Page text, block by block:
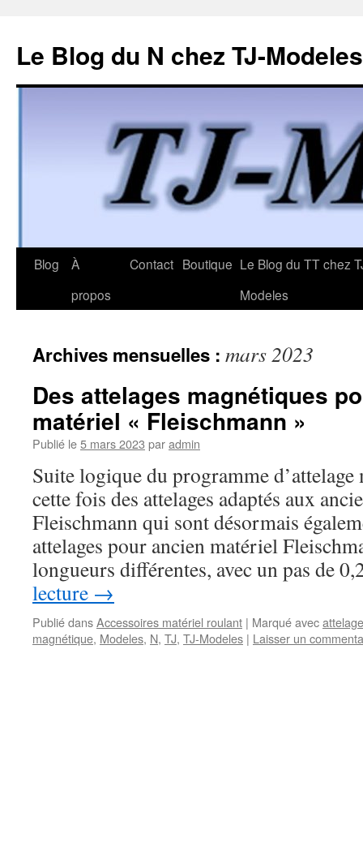
Le Blog du N chez TJ-Modeles
Aller
Blog
À
propos
Contact Boutique Le Blog du TT chez
Modeles
Archives mensuelles : mars 2023
Des attelages magnétiques
matériel « Fleischmann »
Publié le5 mars 2023 paradmin
Suite logique du programme d’attelage
cette fois des attelages adaptés aux
Fleischmann qui sont désormais
attelages pour ancien matériel
longueurs différentes, avec un pas de
lecture →
Publié dansAccessoires matériel roulant | Marqué avecattelage
magnétique, Modeles, N, TJ, TJ-Modeles | Laisser un